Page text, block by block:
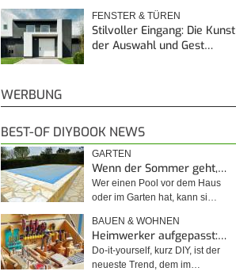
FENSTER & TÜREN
Stilvoller Eingang: Die Kunst
der Auswahl und Gest…
WERBUNG
BEST-OF DIYBOOK NEWS
GARTEN
Wenn der Sommer geht,…
Wer einen Pool vor dem Haus
oder im Garten hat, kann si…
BAUEN & WOHNEN
Heimwerker aufgepasst:…
Do-it-yourself, kurz DIY, ist der
neueste Trend, dem im…